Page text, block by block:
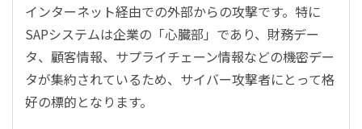
インターネット経由での外部からの攻撃です。特に
SAPシステムは企業の「心臓部」であり、財務デー
タ、顧客情報、サプライチェーン情報などの機密デー
タが集約されているため、サイバー攻撃者にとって格
好の標的となります。